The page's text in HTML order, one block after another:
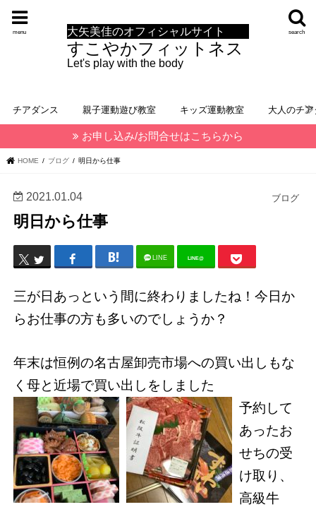
大矢美佳のオフィシャルサイト
すこやかフィットネス
Let's play with the body
search
menu
チアダンス 親子運動遊び教室 キッズ運動教室 大人のチ
お申し込み/お問合せはこちらから
HOME ブログ 明日から仕事
ブログ
2021.01.04
明日から仕事
LINE LINE@
三が日あっという間に終わりましたね！今日か
らお仕事の方も多いのでしょうか？
年末は恒例の名古屋卸売市場への買い出しもな
く母と近場で買い出しをしました
予約して
あったお
せちの受
け取り、
高級牛